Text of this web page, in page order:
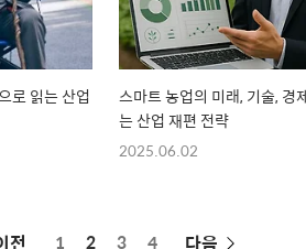
로 읽는 산업
스마트 농업의 미래, 기술, 경
는 산업 재편 전략
2025.06.02
전 1 2 3 4 다음